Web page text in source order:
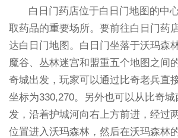
白日门药店位于白日门地图的中
取药品的重要场所。要前往白日门药
达白日门地图。白日门坐落于沃玛森
魔谷、丛林迷宫和盟重五个地图之间
奇城出发，玩家可以通过比奇老兵直
坐标为330,270。另外也可以从比奇
发，沿着护城河向右上方前进，经过
位置进入沃玛森林，然后在沃玛森林